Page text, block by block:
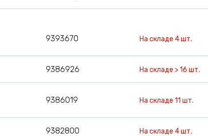
9393670 На складе 4 шт.
9386926 На складе > 16 шт.
9386019 На складе 11 шт.
9382800 На складе 4 шт.